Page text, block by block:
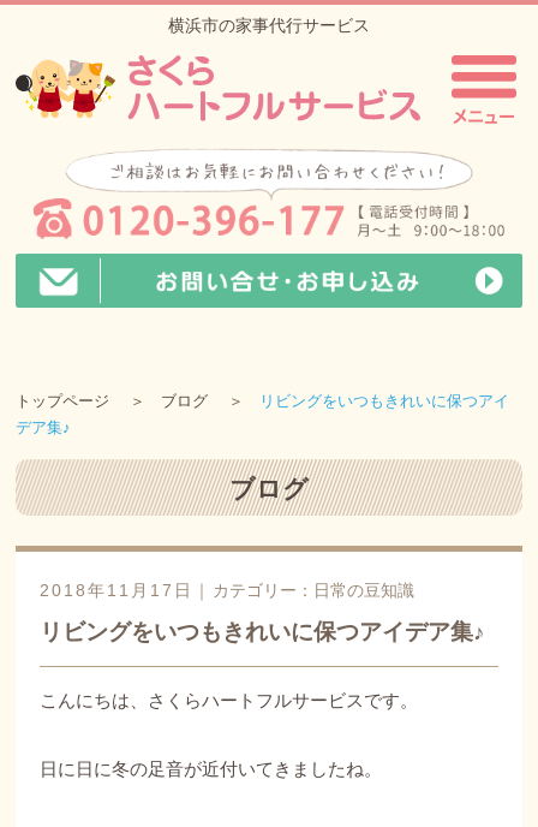
横浜市の家事代行サービス
トップページ ブログ
リビングをいつもきれいに保つアイ
デア集♪
ブログ
2018年11月17日｜ カテゴリー： 日常の豆知識
リビングをいつもきれいに保つアイデア集♪
こんにちは、さくらハートフルサービスです。
日に日に冬の足音が近付いてきましたね。